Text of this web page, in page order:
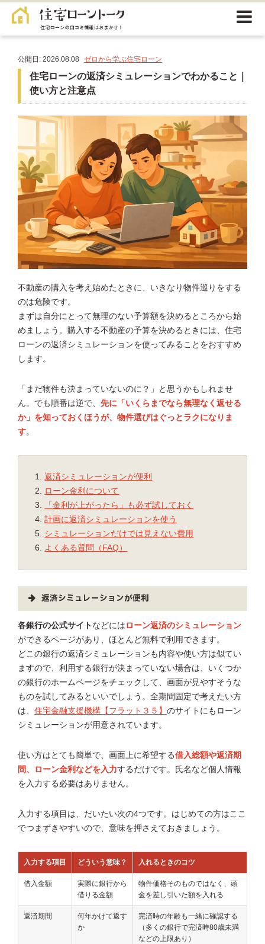
公開日: 2026.08.08 ゼロから学ぶ住宅ローン
住宅ローンの返済シミュレーションでわかること｜
使い方と注意点
不動産の購入を考え始めたときに、いきなり物件巡りをする
のは危険です。
まずは自分にとって無理のない予算額を決めるところから始
めましょう。購入する不動産の予算を決めるときには、住宅
ローンの返済シミュレーションを使ってみることをおすすめ
します。
「まだ物件も決まっていないのに？」と思うかもしれませ
ん。でも順番は逆で、 先に「いくらまでなら無理なく返せる
か」を知っておくほうが、物件選びはぐっとラクになりま
す。
返済シミュレーションが便利
ローン金利について
「金利が上がったら」も必ず試しておく
計画に返済シミュレーションを使う
シミュレーションだけでは見えない費用
よくある質問（FAQ）
返済シミュレーションが便利
各銀行の公式サイト などには ローン返済のシミュレーション
ができるページがあり、ほとんど無料で利用できます。
どこの銀行の返済シミュレーションも内容や使い方は似てい
ますので、利用する銀行が決まっていない場合は、いくつか
の銀行のホームページをチェックして、画面が見やすそうな
ものを試してみるといいでしょう。全期間固定で考えたい方
は、 住宅金融支援機構【フラット３５】 のサイトにもローン
シミュレーションが用意されています。
使い方はとても簡単で、画面上に希望する借入総額や返済期
間、ローン金利などを入力するだけです。氏名など個人情報
を入力する必要はありません。
入力する項目は、だいたい次の4つです。はじめての方はここ
でつまずきやすいので、意味を押さえておきましょう。
入力する項目 どういう意味？ 入れるときのコツ
借入金額
実際に銀行から
借りる金額
物件価格そのものではなく、頭
金を差し引いた額を入れる
返済期間
何年かけて返す
か
完済時の年齢も一緒に確認する
（多くの銀行で完済時80歳未満
などの上限あり）